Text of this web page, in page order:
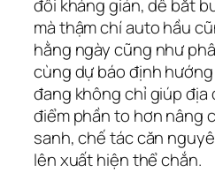
đối kháng giản, dễ bắt
mà thậm chí auto hầu
hằng ngày cũng như
cùng dự báo định
đang không chỉ giúp
điểm phần to hơn nâng
sanh, chế tác căn
lên xuất hiện thể chắn.